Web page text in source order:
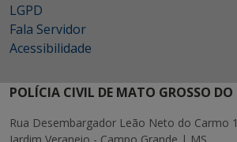
LGPD
Fala Servidor
Acessibilidade
POLÍCIA CIVIL DE MATO GROSSO DO
Rua Desembargador Leão Neto do Carmo